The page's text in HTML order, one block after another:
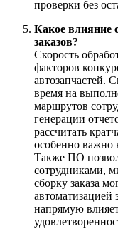
проверки без
Какое влияние
заказов?
Скорость
факторов
автозапчастей.
время на
маршрутов
генерации
рассчитать
особенно важно
Также ПО
сотрудниками,
сборку заказа
автоматизацией
напрямую